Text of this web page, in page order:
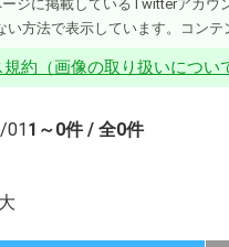
ジに掲載しているTwitterアカウ
い方法で表示しています。コン
約（画像の取り扱いについ
011～0件 / 全0件
大